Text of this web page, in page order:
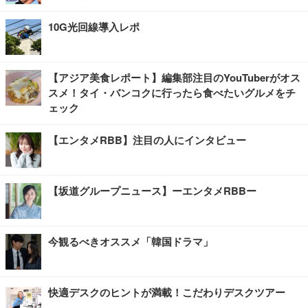
10G光回線導入レポ
【アジア美食レポート】編集部注目のYouTuberがオス
スメ！タイ・バンコクに行ったら食べたいグルメをチ
ェック
【エンタメRBB】注目の人にインタビュー
【坂道グループニュース】ーエンタメRBBー
今観るべきオススメ「韓国ドラマ」
快適デスクのヒントが満載！こだわりデスクツアー